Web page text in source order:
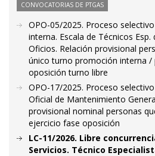
CONVOCATORIAS DE PTGAS
OPO-05/2025. Proceso
interna. Escala de Técnicos
Oficios. Relación provisional
único turno promoción interna /
oposición turno libre
OPO-17/2025. Proceso
Oficial de Mantenimiento
provisional nominal personas
ejercicio fase oposición
LC-11/2026. Libre
Servicios. Técnico